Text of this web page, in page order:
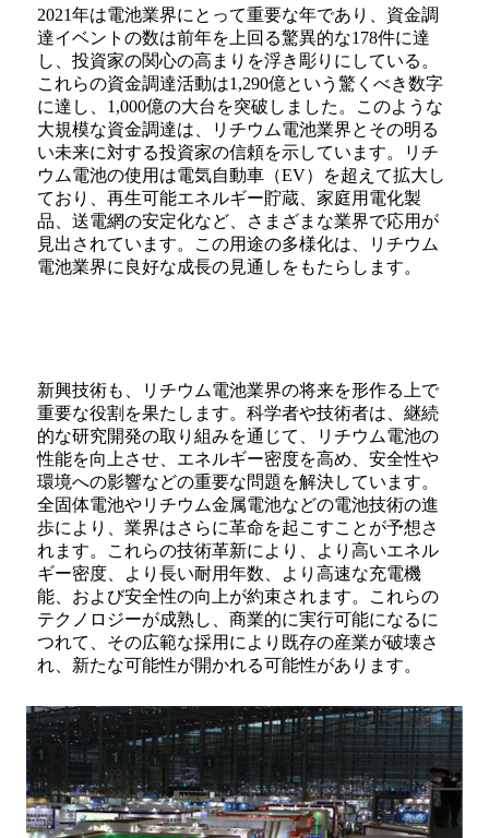
2021年は電池業界にとって重要な年であり、資金調
達イベントの数は前年を上回る驚異的な178件に達
し、投資家の関心の高まりを浮き彫りにしている。
これらの資金調達活動は1,290億という驚くべき数字
に達し、1,000億の大台を突破しました。このような
大規模な資金調達は、リチウム電池業界とその明る
い未来に対する投資家の信頼を示しています。リチ
ウム電池の使用は電気自動車（EV）を超えて拡大し
ており、再生可能エネルギー貯蔵、家庭用電化製
品、送電網の安定化など、さまざまな業界で応用が
見出されています。この用途の多様化は、リチウム
電池業界に良好な成長の見通しをもたらします。
新興技術も、リチウム電池業界の将来を形作る上で
重要な役割を果たします。科学者や技術者は、継続
的な研究開発の取り組みを通じて、リチウム電池の
性能を向上させ、エネルギー密度を高め、安全性や
環境への影響などの重要な問題を解決しています。
全固体電池やリチウム金属電池などの電池技術の進
歩により、業界はさらに革命を起こすことが予想さ
れます。これらの技術革新により、より高いエネル
ギー密度、より長い耐用年数、より高速な充電機
能、および安全性の向上が約束されます。これらの
テクノロジーが成熟し、商業的に実行可能になるに
つれて、その広範な採用により既存の産業が破壊さ
れ、新たな可能性が開かれる可能性があります。